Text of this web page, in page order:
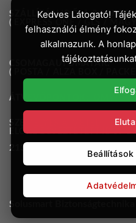
SZÁLLÍTÁSI IDŐ: 1-3
( EXPRESS ONE / GLS /
CSOMAGAUTOMATÁK:
( POSTA / ALZA BOX /
ÁTVEVŐPONTOK:
SZEMÉLYES ÁTVÉTEL
ELŐRE EGYEZTETETT
2133. Sződliget, Széchenyi u.
Solusmart Biztonságtechnika
Kedves Látogató!
felhasználói élmény
alkalmazunk. A